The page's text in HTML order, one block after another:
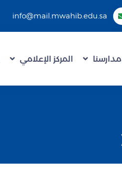
info@mail.mwahib.edu.sa
مدارسنا المركز الإعلامي